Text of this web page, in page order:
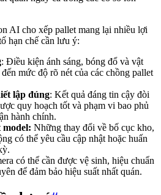
AI cho xếp pallet mang lại nhiều lợi
hạn chế cần lưu ý:
: Điều kiện ánh sáng, bóng đổ và vật
mức độ rõ nét của các chồng pallet
lập đúng: Kết quả đáng tin cậy đòi
quy hoạch tốt và phạm vi bao phủ
hành chính.
model: Những thay đổi về bố cục kho,
có thể yêu cầu cập nhật hoặc huấn
có thể cần được vệ sinh, hiệu chuẩn
để đảm bảo hiệu suất nhất quán.